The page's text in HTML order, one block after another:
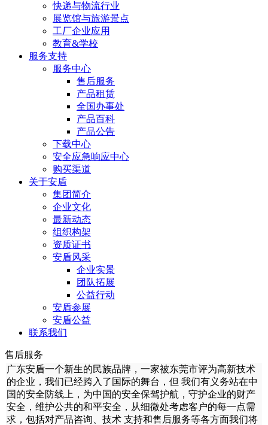
快递与物流行业
展览馆与旅游景点
工厂企业应用
教育&学校
服务支持
服务中心
售后服务
产品租赁
全国办事处
产品百科
产品公告
下载中心
安全应急响应中心
购买渠道
关于安盾
集团简介
企业文化
最新动态
组织构架
资质证书
安盾风采
企业实景
团队拓展
公益行动
安盾参展
安盾公益
联系我们
售后服务
广东安盾一个新生的民族品牌，一家被东莞市评为高新技术
的企业，我们已经跨入了国际的舞台，但 我们有义务站在中
国的安全防线上，为中国的安全保驾护航，守护企业的财产
安全，维护公共的和平安全，从细微处考虑客户的每一点需
求，包括对产品咨询、技术 支持和售后服务等各方面我们将